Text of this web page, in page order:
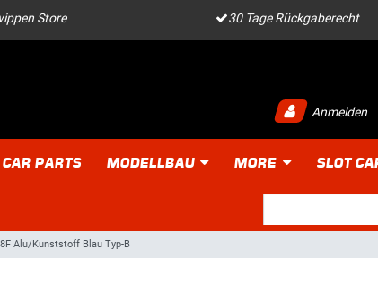
Store 30 Tage Rückgaberecht
Anmelden
CAR PARTS MODELLBAU MORE SLOT
Alu/Kunststoff Blau Typ-B